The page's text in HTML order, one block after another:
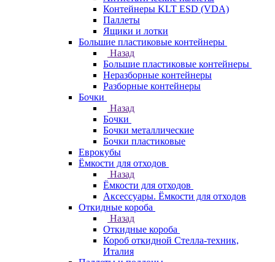
Контейнеры KLT ESD (VDA)
Паллеты
Ящики и лотки
Большие пластиковые контейнеры
Назад
Большие пластиковые контейнеры
Неразборные контейнеры
Разборные контейнеры
Бочки
Назад
Бочки
Бочки металлические
Бочки пластиковые
Еврокубы
Ёмкости для отходов
Назад
Ёмкости для отходов
Аксессуары. Ёмкости для отходов
Откидные короба
Назад
Откидные короба
Короб откидной Стелла-техник,
Италия